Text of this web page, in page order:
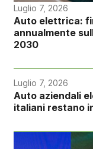
Luglio 7, 2026
Auto elettrica:
annualmente
2030
Luglio 7, 2026
Auto aziendali
italiani restano